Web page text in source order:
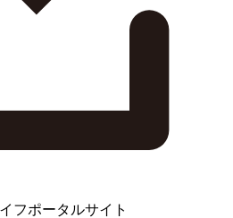
フポータルサイト